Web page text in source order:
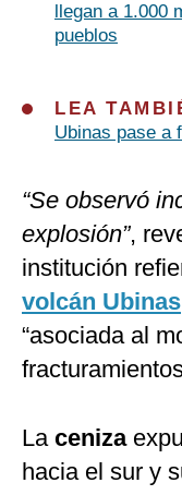
llegan a 1.000
pueblos
LEA
Ubinas pase a
“Se observó
explosión”,
institución
volcán Ubinas
“asociada al
La ceniza
hacia el sur y